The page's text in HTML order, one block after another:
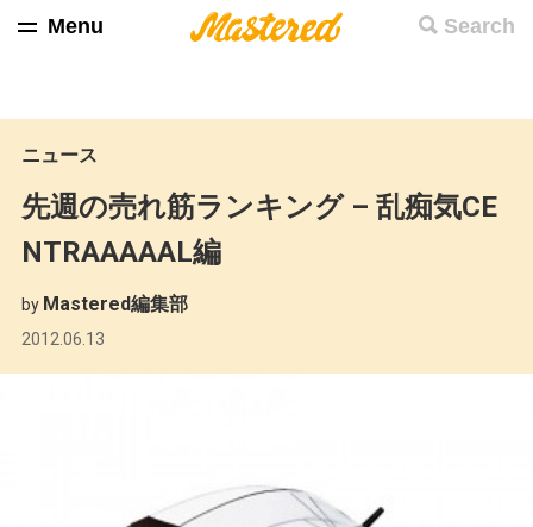
Search
Menu
ニュース
先週の売れ筋ランキング – 乱痴気CE
NTRAAAAAL編
by Mastered編集部
2012.06.13